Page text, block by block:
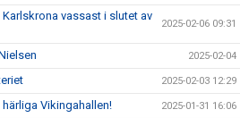
vassast i slutet av
2025-02-06 09:31
2025-02-04
2025-02-03 12:29
Vikingahallen! 2025-01-31 16:06